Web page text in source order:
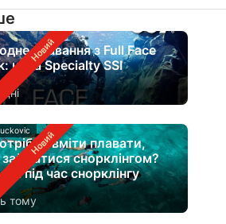
плавання з Full Face
нова Specialty SSI
вміти плавати,
снорклінгом?
під час снорклінгу
тому